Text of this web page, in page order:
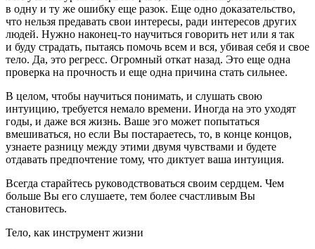
в одну и ту же ошибку еще разок. Еще одно доказательство,
что нельзя предавать свои интересы, ради интересов других
людей. Нужно наконец-то научиться говорить нет или я так
и буду страдать, пытаясь помочь всем и вся, убивая себя и свое
тело. Да, это регресс. Огромный откат назад. Это еще одна
проверка на прочность и еще одна причина стать сильнее.
В целом, чтобы научиться понимать, и слушать свою
интуицию, требуется немало времени. Иногда на это уходят
годы, и даже вся жизнь. Ваше эго может попытаться
вмешиваться, но если Вы постараетесь, то, в конце концов,
узнаете разницу между этими двумя чувствами и будете
отдавать предпочтение тому, что диктует ваша интуиция.
Всегда старайтесь руководствоваться своим сердцем. Чем
больше Вы его слушаете, тем более счастливым Вы
становитесь.
Тело, как инструмент жизни